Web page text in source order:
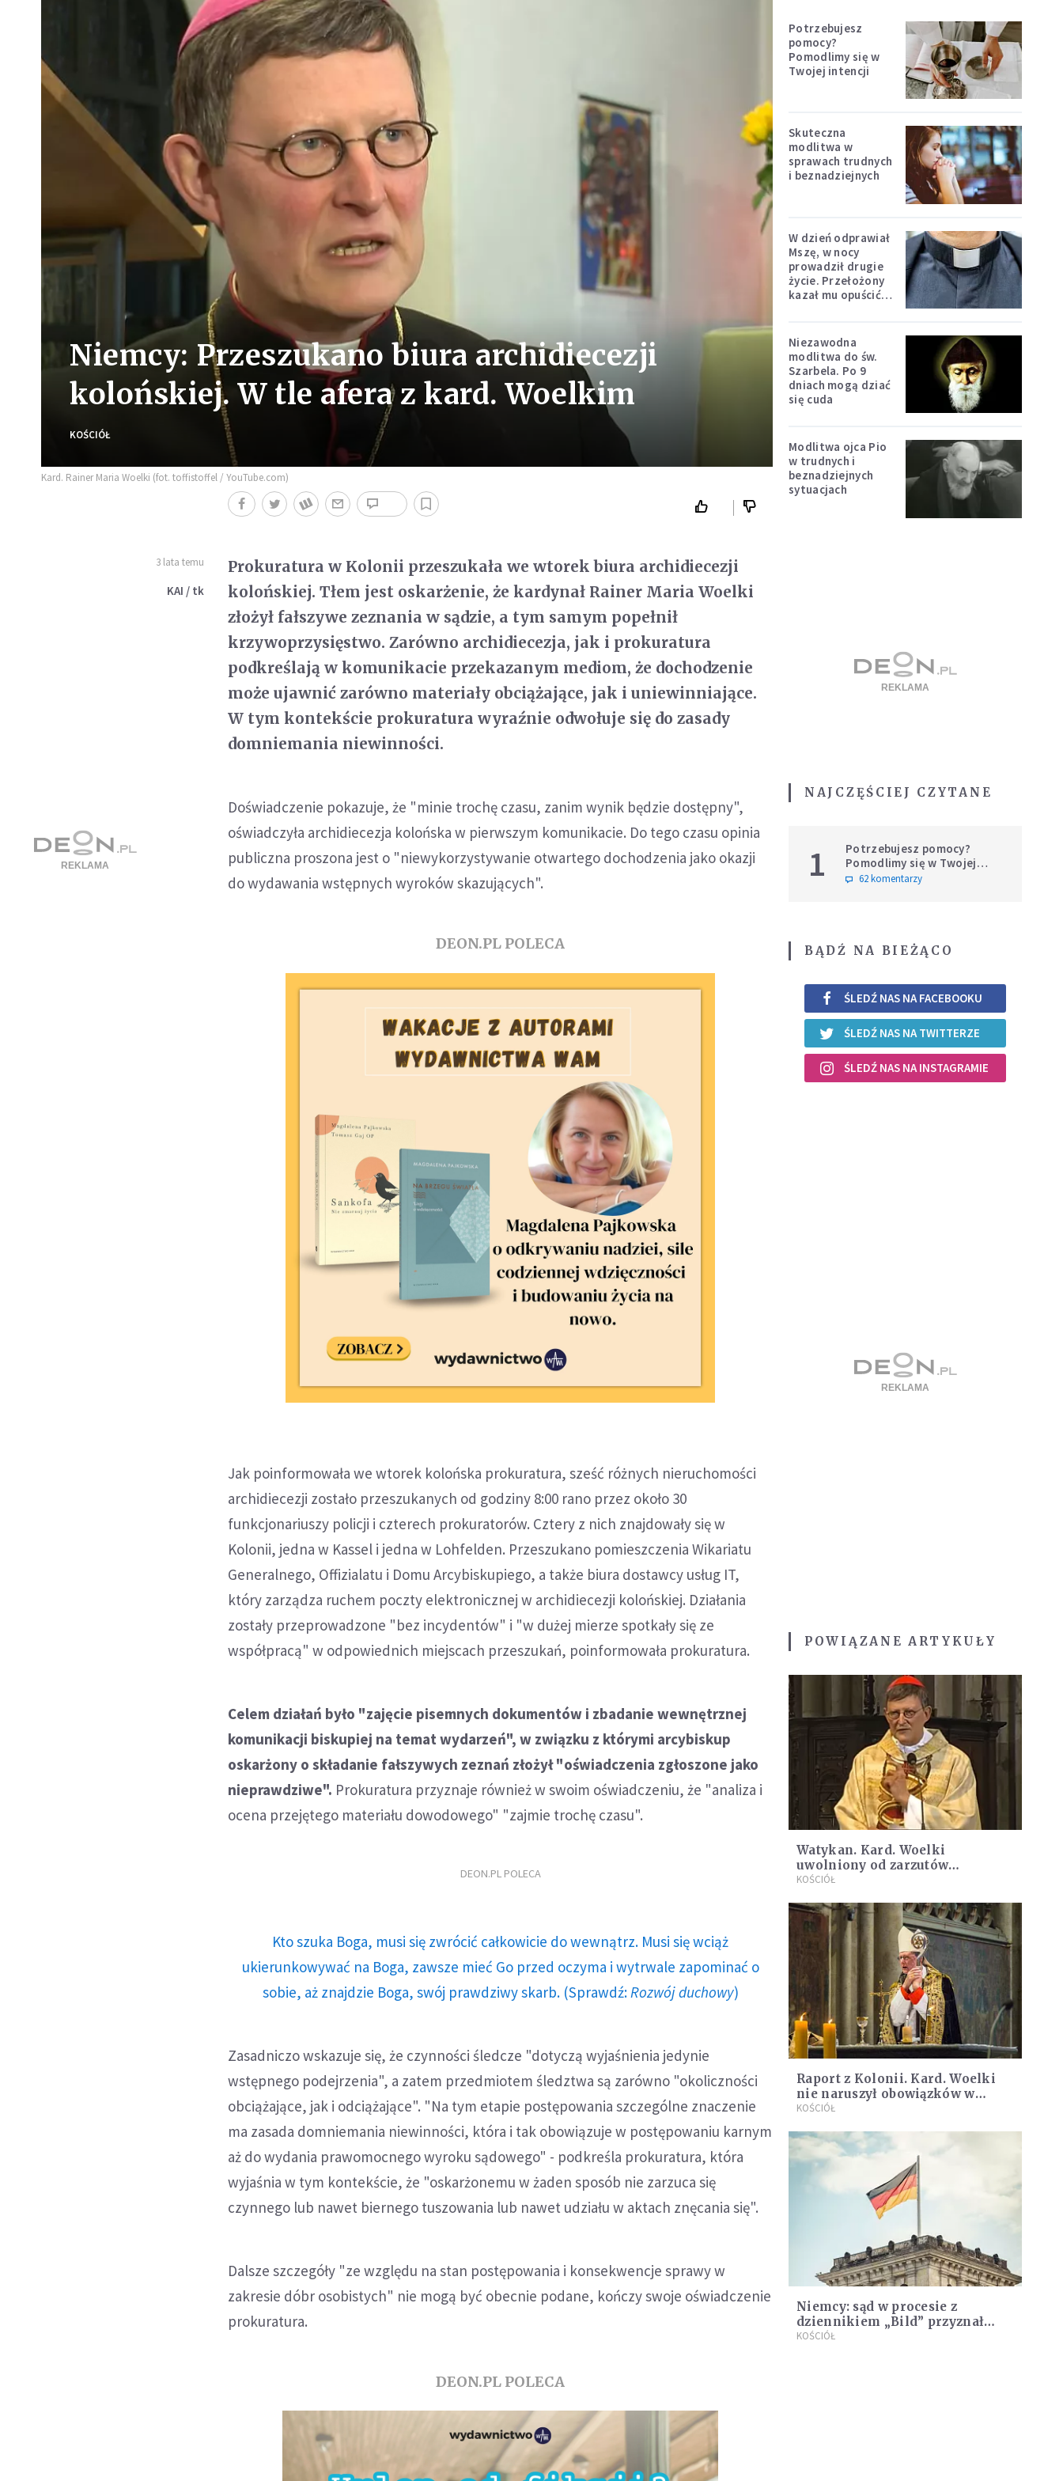
Niemcy: Przeszukano biura archidiecezji
kolońskiej. W tle afera z kard. Woelkim
KOŚCIÓŁ
Kard. Rainer Maria Woelki (fot. toffistoffel / YouTube.com)
3 lata temu
KAI / tk
Prokuratura w Kolonii przeszukała we wtorek biura archidiecezji
kolońskiej. Tłem jest oskarżenie, że kardynał Rainer Maria Woelki
złożył fałszywe zeznania w sądzie, a tym samym popełnił
krzywoprzysięstwo. Zarówno archidiecezja, jak i prokuratura
podkreślają w komunikacie przekazanym mediom, że dochodzenie
może ujawnić zarówno materiały obciążające, jak i uniewinniające.
W tym kontekście prokuratura wyraźnie odwołuje się do zasady
domniemania niewinności.
Doświadczenie pokazuje, że "minie trochę czasu, zanim wynik będzie dostępny",
oświadczyła archidiecezja kolońska w pierwszym komunikacie. Do tego czasu opinia
publiczna proszona jest o "niewykorzystywanie otwartego dochodzenia jako okazji
do wydawania wstępnych wyroków skazujących".
DEON.PL POLECA
Jak poinformowała we wtorek kolońska prokuratura, sześć różnych nieruchomości
archidiecezji zostało przeszukanych od godziny 8:00 rano przez około 30
funkcjonariuszy policji i czterech prokuratorów. Cztery z nich znajdowały się w
Kolonii, jedna w Kassel i jedna w Lohfelden. Przeszukano pomieszczenia Wikariatu
Generalnego, Offizialatu i Domu Arcybiskupiego, a także biura dostawcy usług IT,
który zarządza ruchem poczty elektronicznej w archidiecezji kolońskiej. Działania
zostały przeprowadzone "bez incydentów" i "w dużej mierze spotkały się ze
współpracą" w odpowiednich miejscach przeszukań, poinformowała prokuratura.
Celem działań było "zajęcie pisemnych dokumentów i zbadanie wewnętrznej
komunikacji biskupiej na temat wydarzeń", w związku z którymi arcybiskup
oskarżony o składanie fałszywych zeznań złożył "oświadczenia zgłoszone jako
nieprawdziwe". Prokuratura przyznaje również w swoim oświadczeniu, że "analiza i
ocena przejętego materiału dowodowego" "zajmie trochę czasu".
DEON.PL POLECA
Kto szuka Boga, musi się zwrócić całkowicie do wewnątrz. Musi się wciąż
ukierunkowywać na Boga, zawsze mieć Go przed oczyma i wytrwale zapominać o
sobie, aż znajdzie Boga, swój prawdziwy skarb. (Sprawdź: Rozwój duchowy)
Zasadniczo wskazuje się, że czynności śledcze "dotyczą wyjaśnienia jedynie
wstępnego podejrzenia", a zatem przedmiotem śledztwa są zarówno "okoliczności
obciążające, jak i odciążające". "Na tym etapie postępowania szczególne znaczenie
ma zasada domniemania niewinności, która i tak obowiązuje w postępowaniu karnym
aż do wydania prawomocnego wyroku sądowego" - podkreśla prokuratura, która
wyjaśnia w tym kontekście, że "oskarżonemu w żaden sposób nie zarzuca się
czynnego lub nawet biernego tuszowania lub nawet udziału w aktach znęcania się".
Dalsze szczegóły "ze względu na stan postępowania i konsekwencje sprawy w
zakresie dóbr osobistych" nie mogą być obecnie podane, kończy swoje oświadczenie
prokuratura.
DEON.PL POLECA
Potrzebujesz
pomocy?
Pomodlimy się w
Twojej intencji
Skuteczna
modlitwa w
sprawach trudnych
i beznadziejnych
W dzień odprawiał
Mszę, w nocy
prowadził drugie
życie. Przełożony
kazał mu opuścić
Niezawodna
modlitwa do św.
Szarbela. Po 9
dniach mogą dziać
się cuda
Modlitwa ojca Pio
w trudnych i
beznadziejnych
sytuacjach
NAJCZĘŚCIEJ CZYTANE
1
Potrzebujesz pomocy?
Pomodlimy się w Twojej
intencji
62 komentarzy
BĄDŹ NA BIEŻĄCO
ŚLEDŹ NAS NA FACEBOOKU
ŚLEDŹ NAS NA TWITTERZE
ŚLEDŹ NAS NA INSTAGRAMIE
POWIĄZANE ARTYKUŁY
Watykan. Kard. Woelki
uwolniony od zarzutów
naruszenia prawa kanonicznego
KOŚCIÓŁ
Raport z Kolonii. Kard. Woelki
nie naruszył obowiązków w
postępowaniu z nadużyciami
KOŚCIÓŁ
Niemcy: sąd w procesie z
dziennikiem „Bild” przyznał
rację kard. Woelkiemu
KOŚCIÓŁ